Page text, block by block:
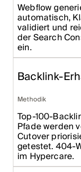
Webflow
automatisch,
validiert und
der Search
ein.
Backlink-
Methodik
Top-100-
Pfade werden
Cutover
getestet. 404-
im Hypercare.